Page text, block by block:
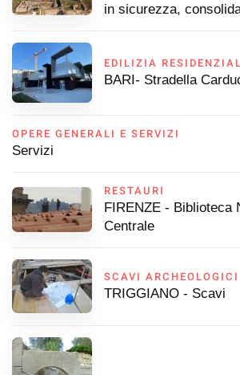
in sicurezza,
EDILIZIA
BARI- Stradella
OPERE GENERALI E SERVIZI
Servizi
RESTAURI
FIRENZE - Biblioteca
Centrale
SCAVI ARCHEOLOGICI
TRIGGIANO - Scavi